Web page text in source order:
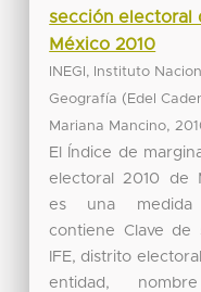
sección electoral
México 2010
INEGI, Instituto
Geografía ( Edel
Mariana Mancino,
El Índice de
electoral 2010 de
es una medida
contiene Clave de
IFE, distrito
entidad,